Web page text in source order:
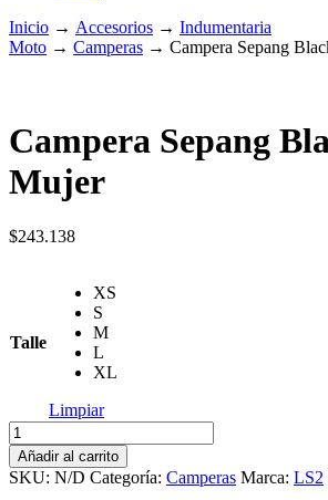
Inicio → Accesorios → Indumentaria
Moto → Camperas → Campera Sepang
Campera Sepang
Mujer
$243.138
Talle
XS
S
M
L
XL
Limpiar
Campera
Sepang
Black
Grey
Añadir al carrito
SKU: N/D Categoría: Camperas Marca: LS2